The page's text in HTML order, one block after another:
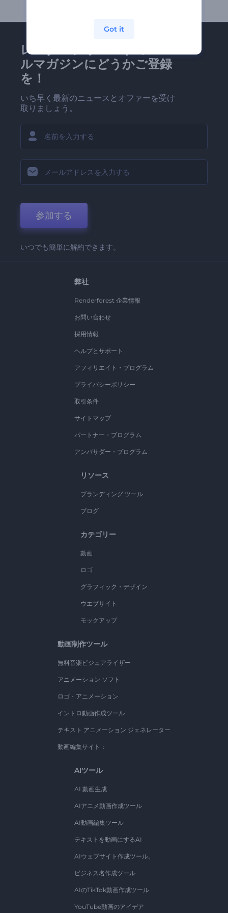
レンダーフォレストのメー
ルマガジンにどうかご登録
を！
いち早く最新のニュースとオファーを受け
取りましょう。
参加する
いつでも簡単に解約できます。
弊社
Renderforest 企業情報
お問い合わせ
採用情報
ヘルプとサポート
アフィリエイト・プログラム
プライバシーポリシー
取引条件
サイトマップ
パートナー・プログラム
アンバサダー・プログラム
リソース
ブランディング ツール
ブログ
カテゴリー
動画
ロゴ
グラフィック・デザイン
ウエブサイト
モックアップ
動画制作ツール
無料音楽ビジュアライザー
アニメーション ソフト
ロゴ・アニメーション
イントロ動画作成ツール
テキスト アニメーション ジェネレーター
動画編集サイト：
AIツール
AI 動画生成
AIアニメ動画作成ツール
AI動画編集ツール
テキストを動画にするAI
AIウェブサイト作成ツール。
ビジネス名作成ツール
AIのTikTok動画作成ツール
YouTube動画のアイデア
Got it